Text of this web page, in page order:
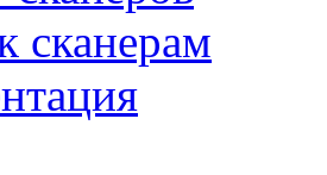
сканерам